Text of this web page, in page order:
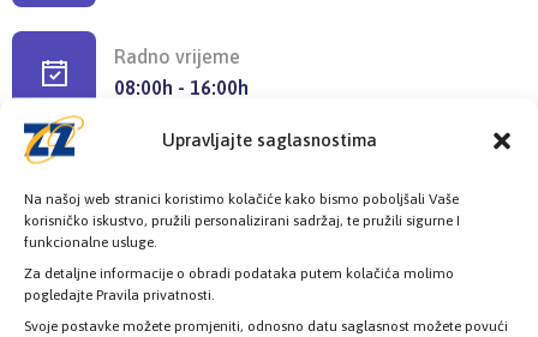
Upravljajte saglasnostima
Na našoj web stranici koristimo kolačiće kako bismo poboljšali Vaše
korisničko iskustvo, pružili personalizirani sadržaj, te pružili sigurne I
funkcionalne usluge.
Za detaljne informacije o obradi podataka putem kolačića molimo
pogledajte Pravila privatnosti.
Svoje postavke možete promjeniti, odnosno datu saglasnost možete povući
Radno vrijeme
08:00h - 16:00h
Provjerite status vaše elektronske
zdravstvene kartice